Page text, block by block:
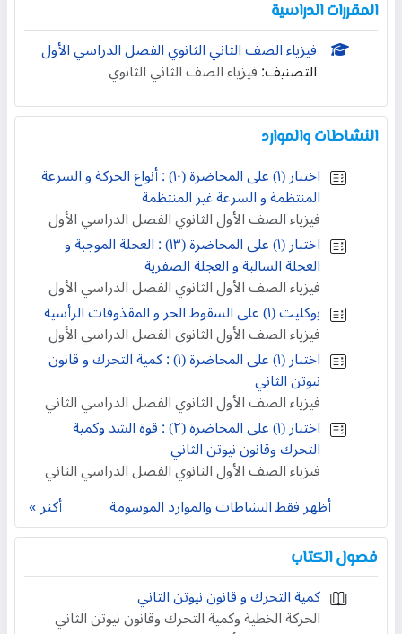
المقررات الدراسية
فيزياء الصف الثاني الثانوي الفصل الدراسي الأول
التصنيف:فيزياء الصف الثاني الثانوي
النشاطات والموارد
اختبار (١) على المحاضرة (١٠) : أنواع الحركة و السرعة
المنتظمة و السرعة غير المنتظمة
فيزياء الصف الأول الثانوي الفصل الدراسي الأول
اختبار (١) على المحاضرة (١٣) : العجلة الموجبة و
العجلة السالبة و العجلة الصفرية
فيزياء الصف الأول الثانوي الفصل الدراسي الأول
بوكليت (١) على السقوط الحر و المقذوفات الرأسية
فيزياء الصف الأول الثانوي الفصل الدراسي الأول
اختبار (١) على المحاضرة (١) : كمية التحرك و قانون
نيوتن الثاني
فيزياء الصف الأول الثانوي الفصل الدراسي الثاني
اختبار (١) على المحاضرة (٢) : قوة الشد وكمية
التحرك وقانون نيوتن الثاني
فيزياء الصف الأول الثانوي الفصل الدراسي الثاني
أكثر
أظهر فقط النشاطات والموارد الموسومة
فصول الكتاب
كمية التحرك و قانون نيوتن الثاني
الحركة الخطية وكمية التحرك وقانون نيوتن الثاني